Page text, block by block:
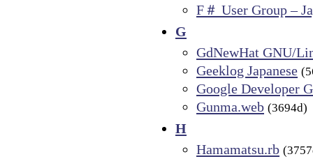
F＃ User Group –
G
GdNewHat GNU/
Geeklog Japanese
Google Developer
Gunma.web (3694d)
H
Hamamatsu.rb